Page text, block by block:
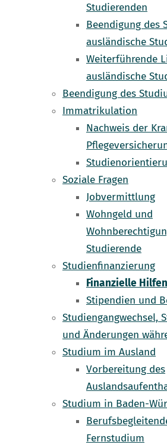
Studierenden
Beendigung des
ausländische
Weiterführende
ausländische
Beendigung des
Immatrikulation
Nachweis der
Soziale Fragen
Jobvermittlung
Wohngeld und
Studierende
Studienfinanzierung
Finanzielle
Stipendien und
Studiengangwechsel,
und Änderungen
Studium im Ausland
Vorbereitung des
Studium in Baden-
Fernstudium